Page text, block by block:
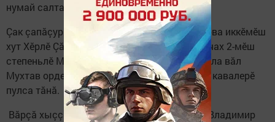
нумай салтакӗ тата техники пӗтнӗ.
Çак çапăçури паттăрлăхшăн Никифор Уланова иккӗмӗш
хут Хӗрлӗ Çăлтăр орденне пама тăратнă, анчах 2-мӗш
степеньлӗ Мухтав орденӗпе улăштарнă. Çапла вăл
Мухтав орденӗн 3-мӗшпе 2-мӗш степенӗсен кавалерӗ
пулса тăнă.
Вăрçă хыççăн Никифор Никитович Уланов Владимир